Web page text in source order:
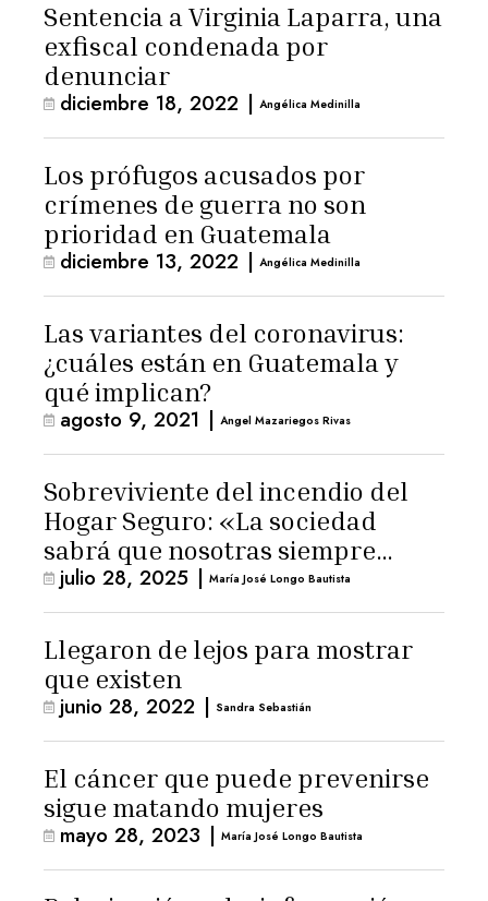
Sentencia a Virginia Laparra, una
exfiscal condenada por
denunciar
diciembre 18, 2022 | Angélica Medinilla
Los prófugos acusados por
crímenes de guerra no son
prioridad en Guatemala
diciembre 13, 2022 | Angélica Medinilla
Las variantes del coronavirus:
¿cuáles están en Guatemala y
qué implican?
agosto 9, 2021 | Angel Mazariegos Rivas
Sobreviviente del incendio del
Hogar Seguro: «La sociedad
sabrá que nosotras siempre
dijimos la verdad»
julio 28, 2025 | María José Longo Bautista
Llegaron de lejos para mostrar
que existen
junio 28, 2022 | Sandra Sebastián
El cáncer que puede prevenirse
sigue matando mujeres
mayo 28, 2023 | María José Longo Bautista